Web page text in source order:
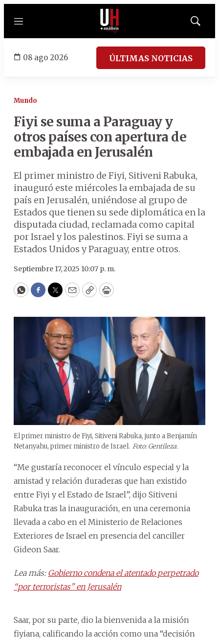
Menú
Mostrar
08 ago 2026 ÚLTIMAS NOTICIAS
Mundo
Fiyi se suma a Paraguay y
otros países con apertura de
embajada en Jerusalén
El primer ministro de Fiyi, Sitiveni Rabuka,
inauguró este miércoles la embajada de su
país en Jerusalén, uniéndose al grupo de
Estados que tienen su sede diplomática en la
disputada ciudad, reclamada como capital
por Israel y los palestinos. Fiyi se suma a
Estados Unidos y Paraguay, entre otros.
Septiembre 17, 2025 10:07 p. m.
WhatsApp
Facebook
Twitter
EmailCopyPrint
El primer ministro de Fiyi, Sitiveni Rabuka, junto a Benjamín
Netanyahu, primer ministro de Israel. Foto: Gentileza.
“Me gustaría reconocer el vínculo especial y la
amistad y relación duraderas que han existido
entre Fiyi y el Estado de Israel”, dijo Sitiveni
Rabuka tras la inauguración, en una ceremonia
llevada a cabo en el Ministerio de Relaciones
Exteriores de Israel en presencia del canciller
Gideon Saar.
Lea más: Gobierno condena el atentado perpetrado
“por terroristas” en Jerusalén
Saar, por su parte, dio la bienvenida a la misión
fiyiana, calificando la acción como una “decisión